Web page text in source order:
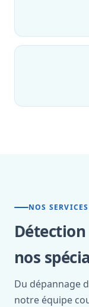
NOS SERVICES
nos
Du dépannage
notre équipe